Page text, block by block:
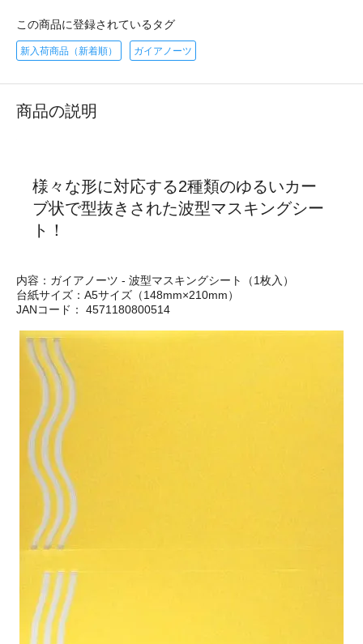
この商品に登録されているタグ
新入荷商品（新着順） ガイアノーツ
商品の説明
様々な形に対応する2種類のゆるいカー
ブ状で型抜きされた波型マスキングシー
ト！
内容：ガイアノーツ - 波型マスキングシート（1枚入）
台紙サイズ：A5サイズ（148mm×210mm）
JANコード： 4571180800514